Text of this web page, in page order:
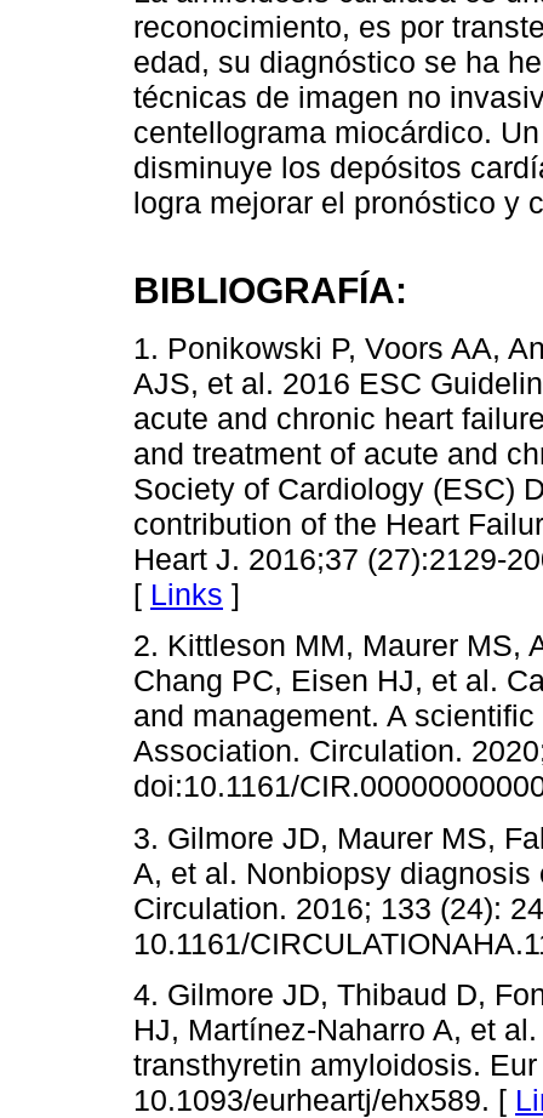
reconocimiento, es por
edad, su diagnóstico se ha
técnicas de imagen no
centellograma miocárdico.
disminuye los depósitos
logra mejorar el pronóstico y
BIBLIOGRAFÍA:
1. Ponikowski P, Voors AA,
AJS, et al. 2016 ESC
acute and chronic heart
and treatment of acute and
Society of Cardiology (ESC)
contribution of the Heart
Heart J. 2016;37 (27):2129-
[ Links ]
2. Kittleson MM, Maurer MS,
Chang PC, Eisen HJ, et al.
and management. A
Association. Circulation.
doi:10.1161/
3. Gilmore JD, Maurer MS,
A, et al. Nonbiopsy
Circulation. 2016; 133 (24):
10.1161/
4. Gilmore JD, Thibaud D,
HJ, Martínez-Naharro A, et
transthyretin amyloidosis.
10.1093/eurheartj/ehx589. [